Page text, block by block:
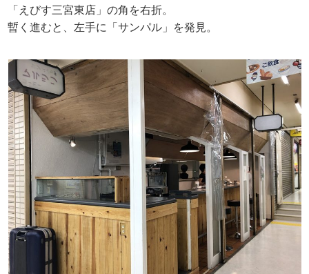
「えびす三宮東店」の角を右折。
暫く進むと、左手に「サンパル」を発見。